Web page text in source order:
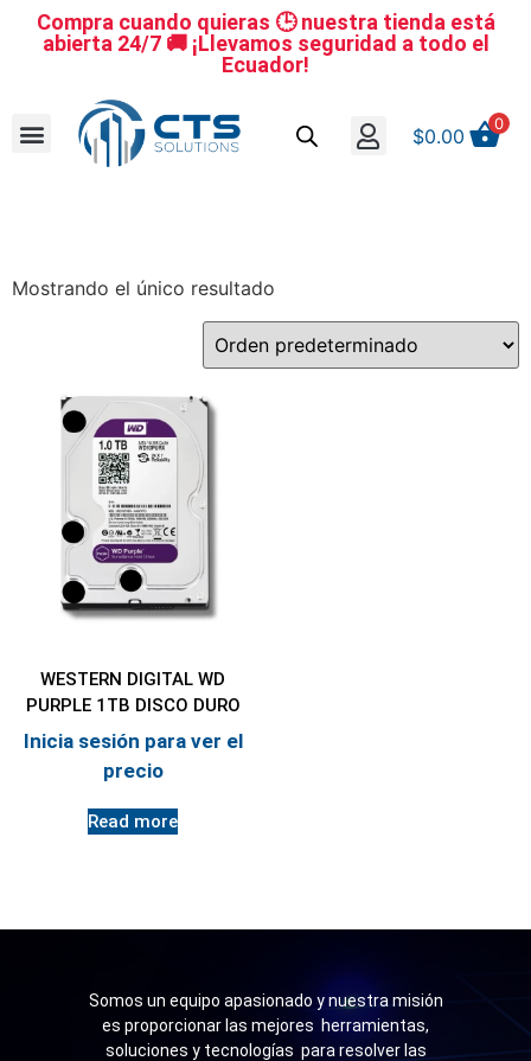
Compra cuando quieras 🕒 nuestra tienda está
abierta 24/7 🚚 ¡Llevamos seguridad a todo el
Ecuador!
$0.00
0
Mostrando el único resultado
WESTERN DIGITAL WD
PURPLE 1TB DISCO DURO
Inicia sesión para ver el
precio
Read more
Somos un equipo apasionado y nuestra misión
es proporcionar las mejores herramientas,
soluciones y tecnologías para resolver las